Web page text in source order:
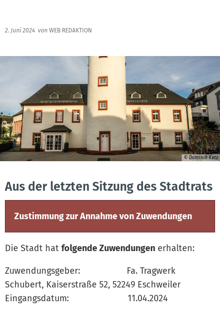
2. Juni 2024 von WEB REDAKTION
© Dominik Ketz
Aus der letzten Sitzung des Stadtrats
Zustimmung zur Annahme von Zuwendungen
Die Stadt hat folgende Zuwendungen erhalten:
Zuwendungsgeber: Fa. Tragwerk
Schubert, Kaiserstraße 52, 52249 Eschweiler
Eingangsdatum: 11.04.2024